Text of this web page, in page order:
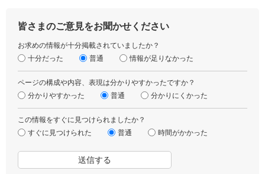
皆さまのご意見をお聞かせください
お求めの情報が十分掲載されていましたか？
十分だった
普通 情報が足りなかった
ページの構成や内容、表現は分かりやすかったですか？
分かりやすかった
普通 分かりにくかった
この情報をすぐに見つけられましたか？
すぐに見つけられた
普通 時間がかかった